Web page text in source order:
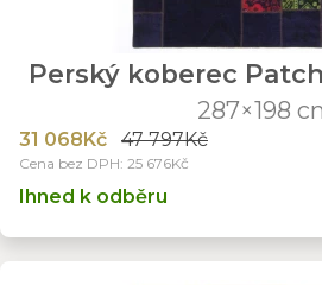
Perský koberec
287×198
31 068Kč 47 797Kč
Cena bez DPH: 25 676Kč
Ihned k odběru